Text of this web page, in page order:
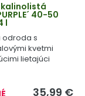
40-50
l
odroda s
kvetmi
lietajúci
35,99 €